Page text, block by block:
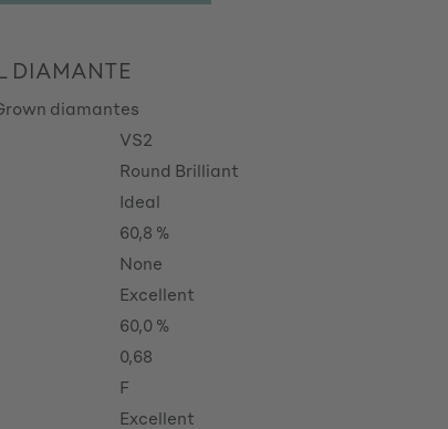
DIAMANTE
diamantes
VS2
Round Brilliant
Ideal
60,8 %
None
Excellent
60,0 %
0,68
F
Excellent